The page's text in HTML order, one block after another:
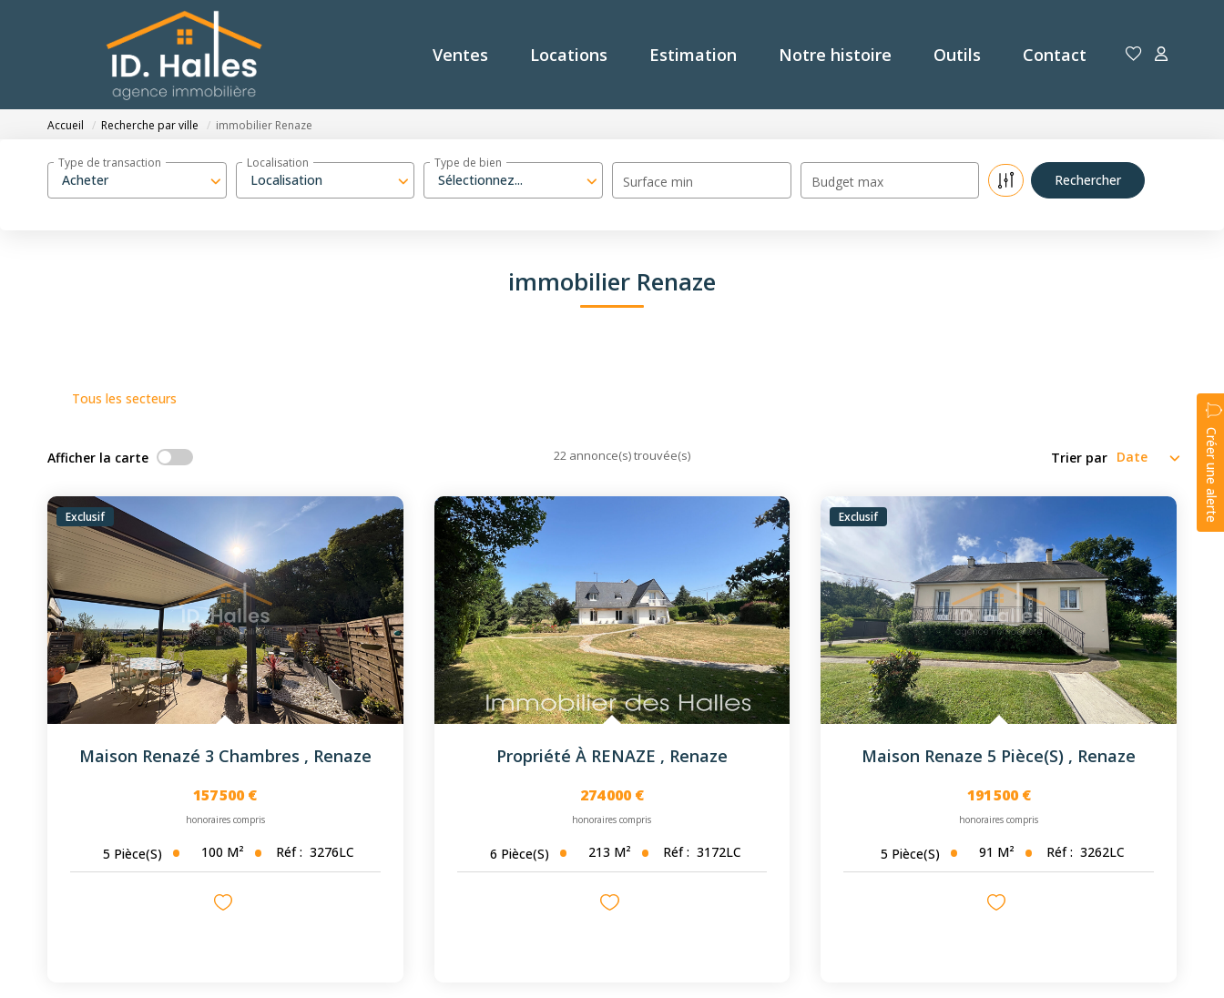
Ventes Locations Estimation Notre histoire Outils Contact
Accueil Recherche par ville immobilier Renaze
Acheter
Type de transaction
Localisation
Localisation
Sélectionnez...
Type de bien
Surface min Budget max
immobilier Renaze
Tous les secteurs
Créer une alerte
Afficher la carte 22 annonce(s) trouvée(s) Trier par
Exclusif
Maison Renazé 3 Chambres , Renaze
157 500 €
honoraires compris
5 Pièce(s) 100 M² Réf : 3276LC
Propriété À RENAZE , Renaze
274 000 €
honoraires compris
6 Pièce(s) 213 M² Réf : 3172LC
Exclusif
Maison Renaze 5 Pièce(s) , Renaze
191 500 €
honoraires compris
5 Pièce(s) 91 M² Réf : 3262LC